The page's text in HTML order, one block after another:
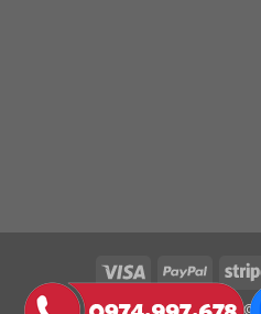
Visa PayPal